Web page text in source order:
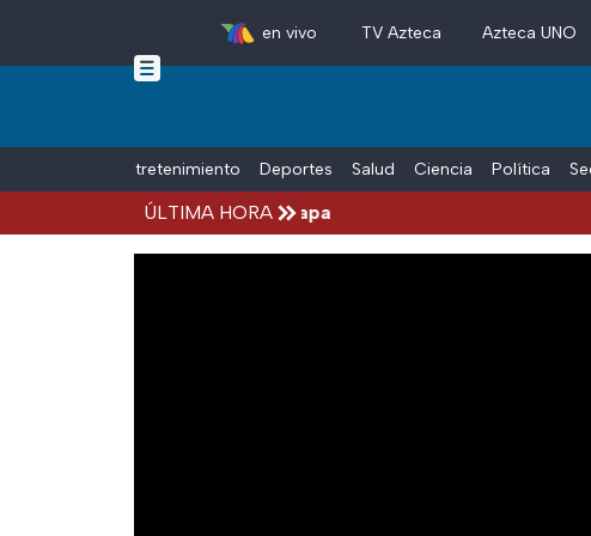
Skip to main content
en vivo TV Azteca Azteca UNO
Entretenimiento Deportes Salud Ciencia Política
ÚLTIMA HORA
por el Caso Ayotzinapa